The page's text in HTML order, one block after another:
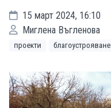
15 март 2024, 16:10
Миглена Въгленова
проекти благоустрояване